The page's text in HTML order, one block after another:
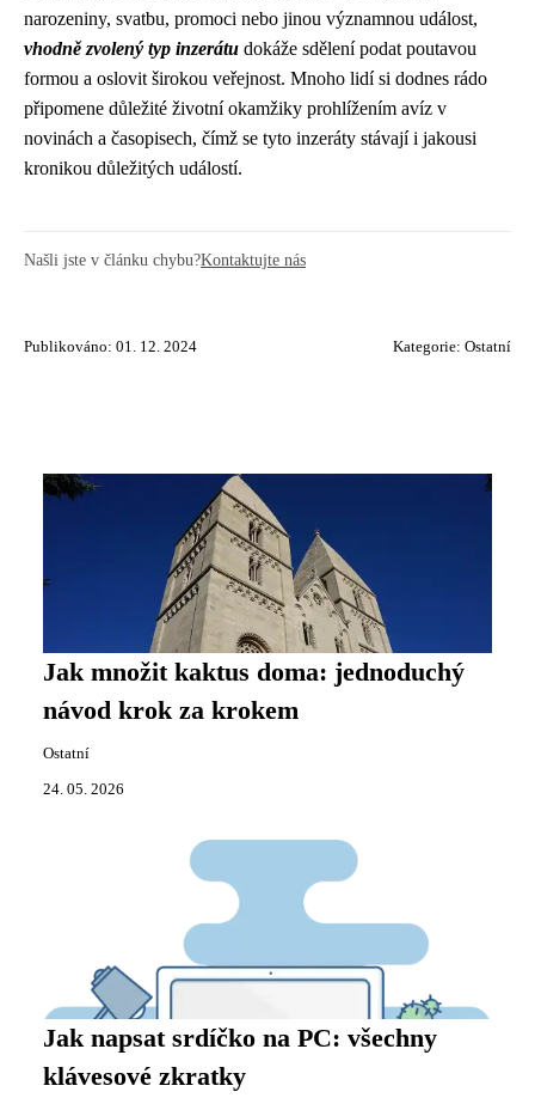
narozeniny, svatbu, promoci nebo jinou významnou událost,
vhodně zvolený typ inzerátu dokáže sdělení podat poutavou
formou a oslovit širokou veřejnost. Mnoho lidí si dodnes rádo
připomene důležité životní okamžiky prohlížením avíz v
novinách a časopisech, čímž se tyto inzeráty stávají i jakousi
kronikou důležitých událostí.
Našli jste v článku chybu?Kontaktujte nás
Publikováno: 01. 12. 2024 Kategorie: Ostatní
Jak množit kaktus doma: jednoduchý
návod krok za krokem
Ostatní
24. 05. 2026
Jak napsat srdíčko na PC: všechny
klávesové zkratky